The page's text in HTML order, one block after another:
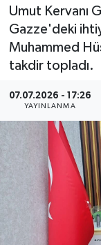
Umut Kervanı
Gazze'deki
Muhammed
takdir topladı.
07.07.2026 - 17:26
YAYINLANMA
Si̇yaset
Spor
Yaşam
Anali̇z
Bi̇li̇m &
Dünya
Haber